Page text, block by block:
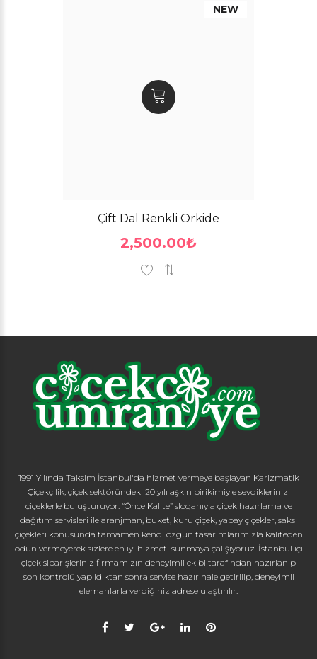
NEW
Çift Dal Renkli Orkide
2,500.00₺
1991 Yılında Taksim İstanbul'da hizmet vermeye başlayan Karizmatik
Çiçekçilik, çiçek sektöründeki 20 yılı aşkın birikimiyle sevdiklerinizi
çiçeklerle buluşturuyor. “Önce Kalite” sloganıyla çiçek hazırlama ve
dağıtım servisleri ile aranjman, buket, kuru çiçek, yapay çiçekler, saksı
çiçekleri konusunda tamamen kendi özgün tasarımlarımızla kaliteden
ödün vermeyerek sizlere en iyi hizmeti sunmaya çalışıyoruz. İstanbul içi
çiçek siparişleriniz firmamızın deneyimli ekibi tarafından hazırlanıp
son kontrolü yapıldıktan sonra servise hazır hale getirilip, deneyimli
elemanlarla verdiğiniz adrese ulaştırılır.